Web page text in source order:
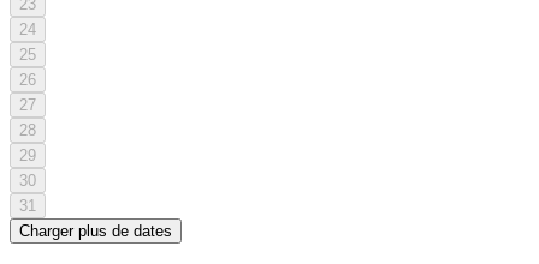
23
24
25
26
27
28
29
30
31
Charger plus de dates